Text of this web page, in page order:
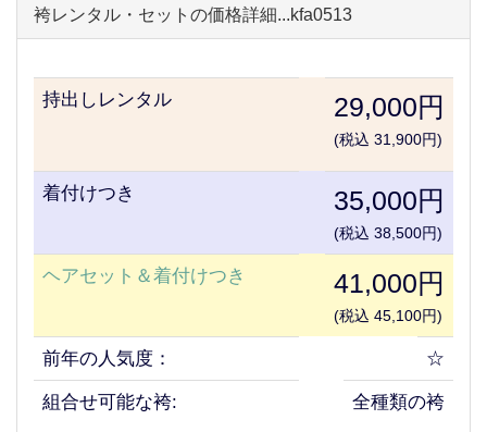
袴レンタル・セットの価格詳細...kfa0513
持出しレンタル 29,000円
(税込 31,900円)
着付けつき 35,000円
(税込 38,500円)
ヘアセット＆着付けつき 41,000円
(税込 45,100円)
前年の人気度： ☆
組合せ可能な袴: 全種類の袴